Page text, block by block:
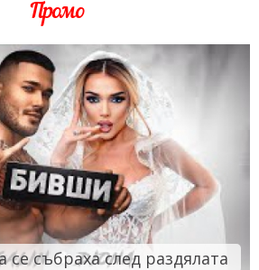
Промо
събраха след раздялата